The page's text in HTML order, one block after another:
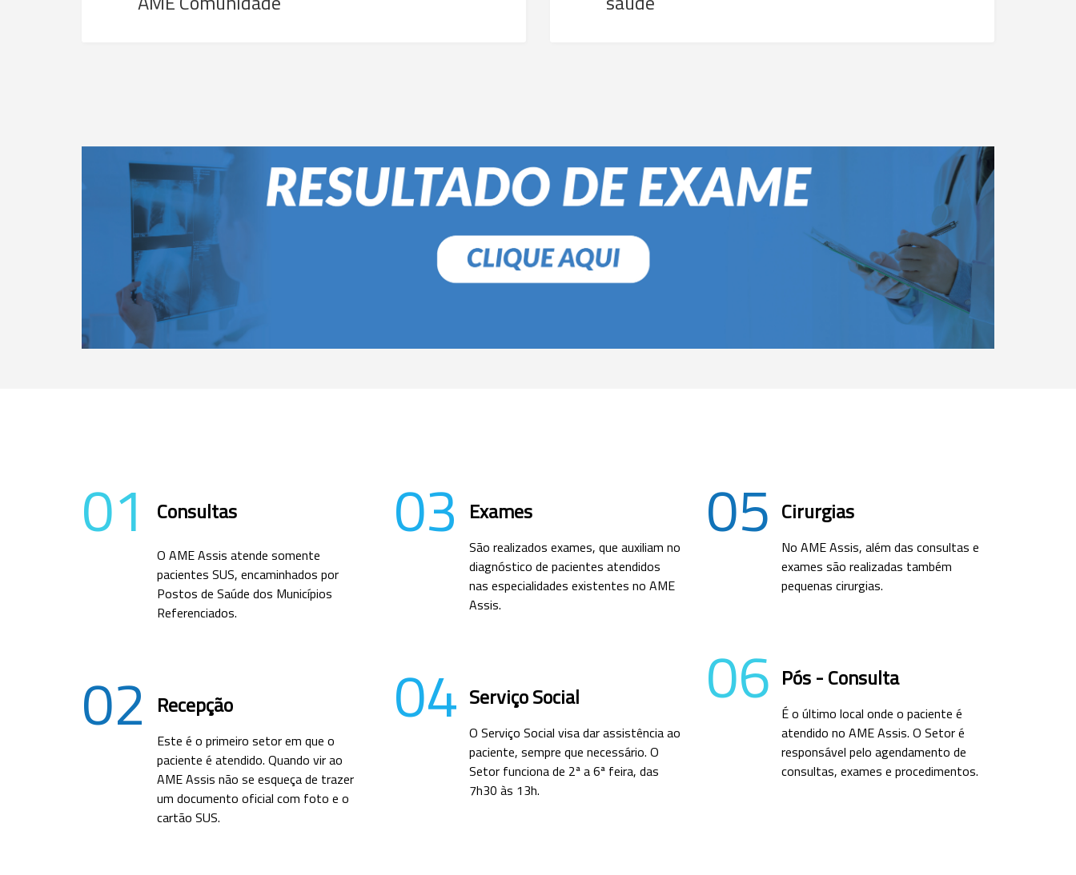
01 Consultas
O AME Assis atende somente
pacientes SUS, encaminhados por
Postos de Saúde dos Municípios
Referenciados.
02 Recepção
Este é o primeiro setor em que o
paciente é atendido. Quando vir ao
AME Assis não se esqueça de trazer
um documento oficial com foto e o
cartão SUS.
03 Exames
São realizados exames, que auxiliam no
diagnóstico de pacientes atendidos
nas especialidades existentes no AME
Assis.
04 Serviço Social
O Serviço Social visa dar assistência ao
paciente, sempre que necessário. O
Setor funciona de 2ª a 6ª feira, das
7h30 às 13h.
05 Cirurgias
No AME Assis, além das consultas e
exames são realizadas também
pequenas cirurgias.
06 Pós - Consulta
É o último local onde o paciente é
atendido no AME Assis. O Setor é
responsável pelo agendamento de
consultas, exames e procedimentos.